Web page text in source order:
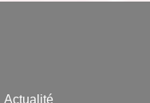
Actualité